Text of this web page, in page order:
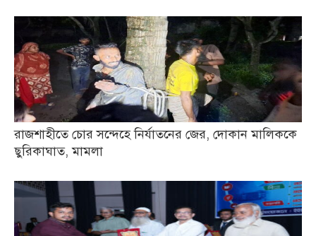
রাজশাহীতে চোর সন্দেহে নির্যাতনের জের, দোকান মালিককে
ছুরিকাঘাত, মামলা